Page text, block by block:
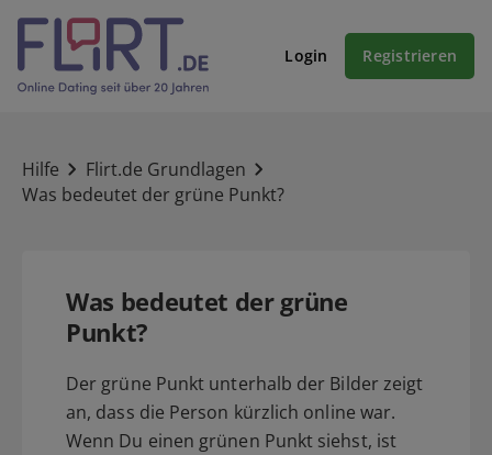
Login Registrieren
Hilfe
Flirt.de Grundlagen
Was bedeutet der grüne Punkt?
Was bedeutet der grüne
Punkt?
Der grüne Punkt unterhalb der Bilder zeigt
an, dass die Person kürzlich online war.
Wenn Du einen grünen Punkt siehst, ist